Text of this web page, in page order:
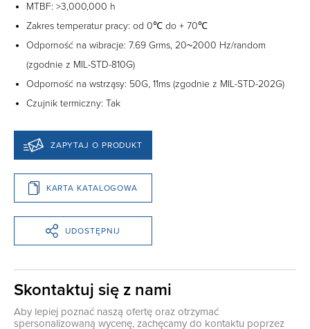
MTBF: >3,000,000 h
Zakres temperatur pracy: od 0℃ do + 70℃
Odporność na wibracje: 7.69 Grms, 20~2000 Hz/random
(zgodnie z MIL-STD-810G)
Odporność na wstrząsy: 50G, 11ms (zgodnie z MIL-STD-202G)
Czujnik termiczny: Tak
ZAPYTAJ O PRODUKT
KARTA KATALOGOWA
UDOSTĘPNIJ
Skontaktuj się z nami
Aby lepiej poznać naszą ofertę oraz otrzymać
spersonalizowaną wycenę, zachęcamy do kontaktu poprzez